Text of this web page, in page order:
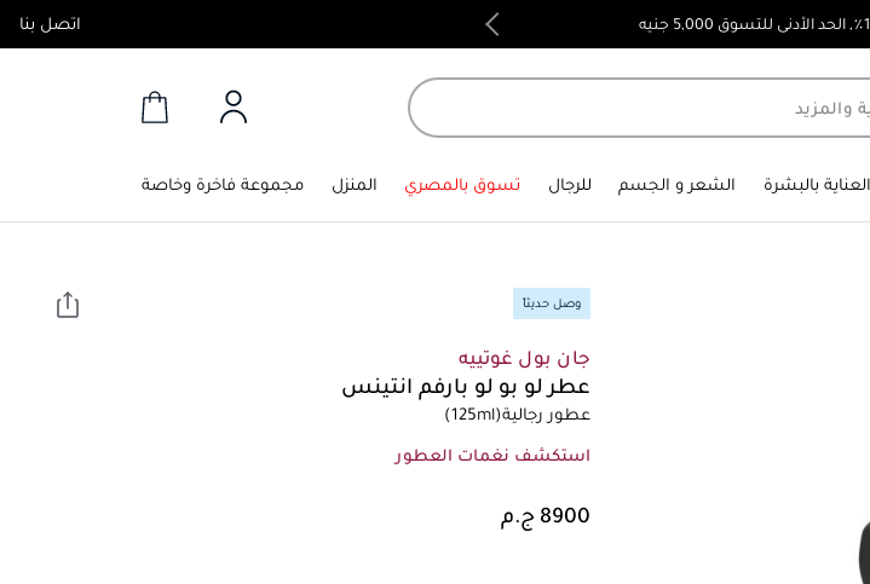
اتصل بنا
العناية بالبشرة الشعر و الجسم للرجال تسوق بالمصري المنزل مجموعة فاخرة وخاصة
وصل حديثاً
جان بول غوتييه
عطر لو بو لو بارفم انتينس
عطور رجالية(125ml)
استكشف نغمات العطور